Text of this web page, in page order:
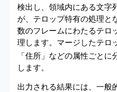
検出し、領域内にある文字
が、テロップ特有の処理と
数のフレームにわたるテロ
理します。マージしたテロ
「住所」などの属性ごとに
します。
出力される結果には、一般